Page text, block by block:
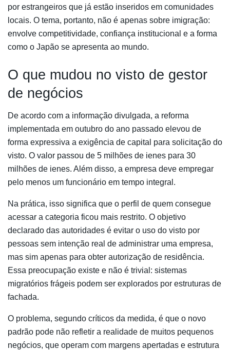
por estrangeiros que já estão inseridos em comunidades
locais. O tema, portanto, não é apenas sobre imigração:
envolve competitividade, confiança institucional e a forma
como o Japão se apresenta ao mundo.
O que mudou no visto de gestor
de negócios
De acordo com a informação divulgada, a reforma
implementada em outubro do ano passado elevou de
forma expressiva a exigência de capital para solicitação do
visto. O valor passou de 5 milhões de ienes para 30
milhões de ienes. Além disso, a empresa deve empregar
pelo menos um funcionário em tempo integral.
Na prática, isso significa que o perfil de quem consegue
acessar a categoria ficou mais restrito. O objetivo
declarado das autoridades é evitar o uso do visto por
pessoas sem intenção real de administrar uma empresa,
mas sim apenas para obter autorização de residência.
Essa preocupação existe e não é trivial: sistemas
migratórios frágeis podem ser explorados por estruturas de
fachada.
O problema, segundo críticos da medida, é que o novo
padrão pode não refletir a realidade de muitos pequenos
negócios, que operam com margens apertadas e estrutura